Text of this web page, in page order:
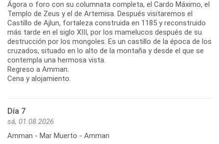
Ágora o foro con su columnata completa, el Cardo Máximo, el
Templo de Zeus y el de Artemisa. Después visitaremos el
Castillo de Ajlun, fortaleza construida en 1185 y reconstruido
más tarde en el siglo XIII, por los mamelucos después de su
destrucción por los mongoles. Es un castillo de la época de los
cruzados, situado en lo alto de la montaña y desde el que se
contempla una hermosa vista.
Regreso a Amman.
Cena y alojamiento.
Día 7
sá, 01.08.2026
Amman - Mar Muerto - Amman